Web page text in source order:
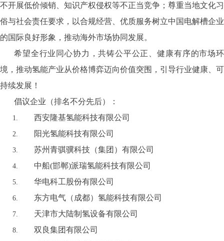
不开展低价倾销、知识产权侵权等不正当竞争；尊重当地文化习
俗与社会责任要求，以合规经营、优质服务树立中国电解槽企业
的国际良好形象，推动海外市场协同发展。
希望全行业同心协力，共铸公平公正、健康有序的市场环
境，推动氢能产业从价格博弈迈向价值突围，引导行业健康、可
持续发展！
倡议企业（排名不分先后）：
西安隆基氢能科技有限公司
阳光氢能科技有限公司
苏州青骐骥科技（集团）有限公司
中船(邯郸)派瑞氢能科技有限公司
华电科工股份有限公司
东方电气（成都）氢能科技有限公司
天津市大陆制氢设备有限公司
双良集团有限公司